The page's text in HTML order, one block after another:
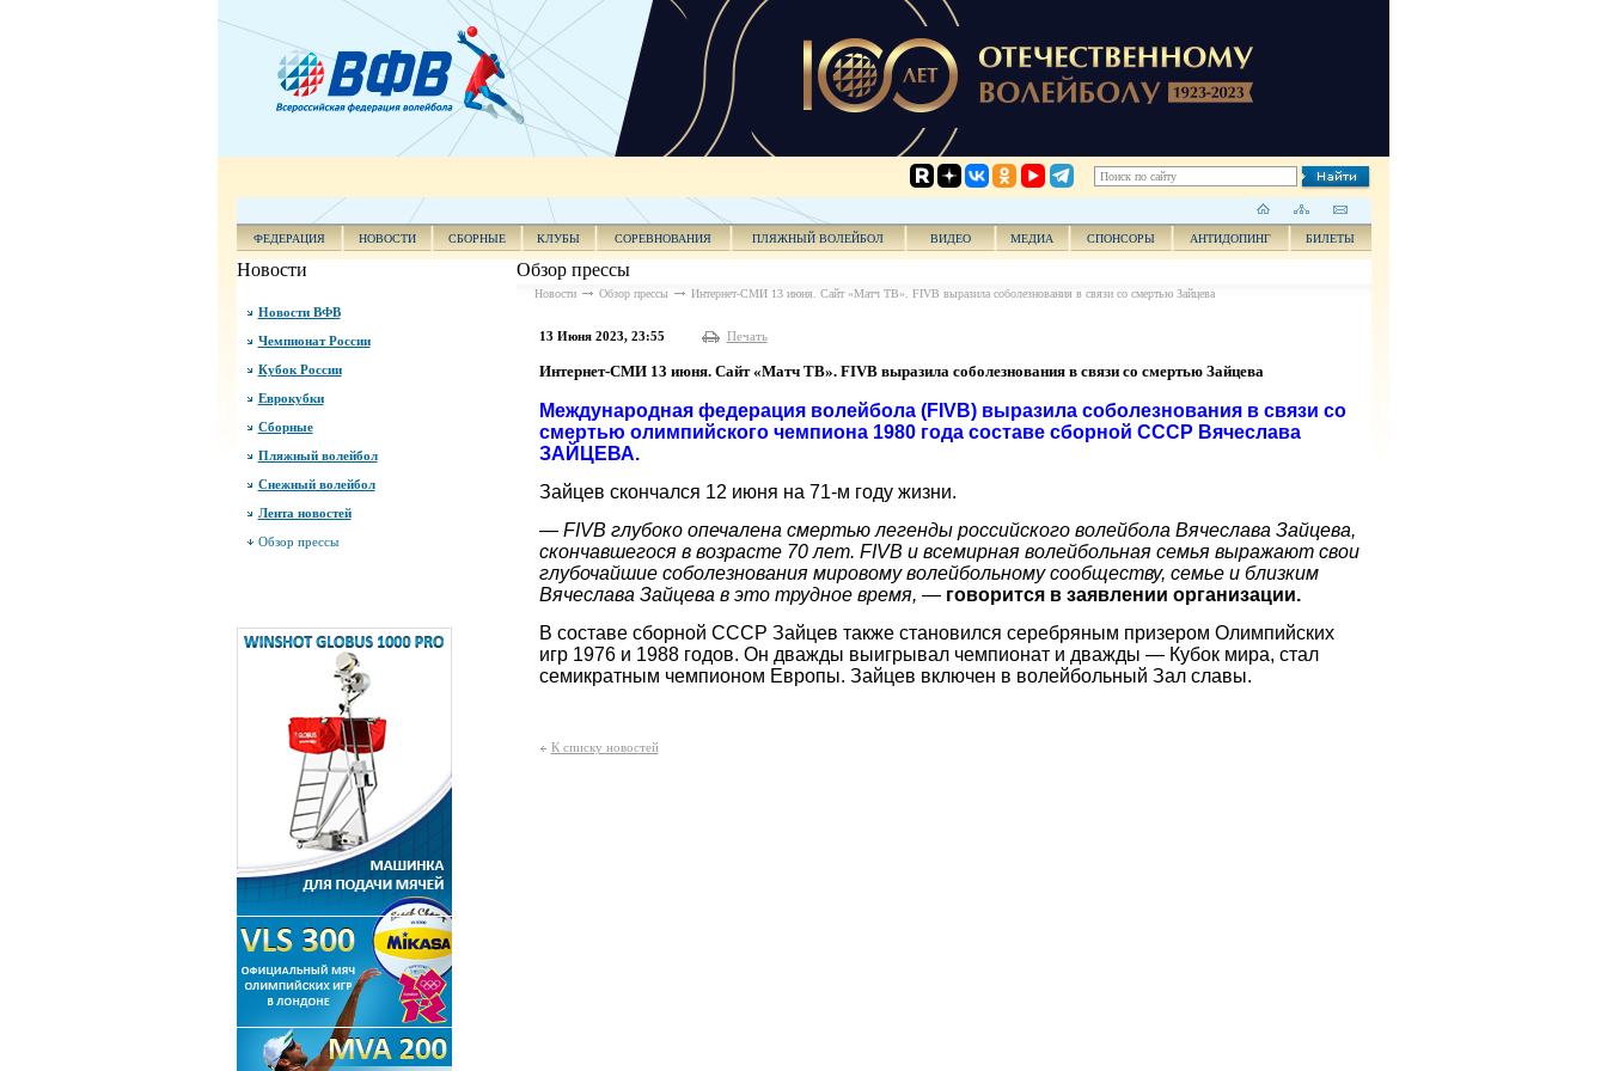
ФЕДЕРАЦИЯ НОВОСТИ СБОРНЫЕ КЛУБЫ СОРЕВНОВАНИЯ ПЛЯЖНЫЙ ВОЛЕЙБОЛ ВИДЕО МЕДИА СПОНСОРЫ АНТИДОПИНГ БИЛЕТЫ
Новости
Новости ВФВ
Чемпионат России
Кубок России
Еврокубки
Сборные
Пляжный волейбол
Снежный волейбол
Лента новостей
Обзор прессы
Обзор прессы
Новости Обзор прессы Интернет-СМИ 13 июня. Сайт «Матч ТВ». FIVB выразила соболезнования в связи со смертью Зайцева
13 Июня 2023, 23:55 Печать
Интернет-СМИ 13 июня. Сайт «Матч ТВ». FIVB выразила соболезнования в связи со смертью Зайцева
Международная федерация волейбола (FIVB) выразила соболезнования в связи со
смертью олимпийского чемпиона 1980 года составе сборной СССР Вячеслава
ЗАЙЦЕВА.
Зайцев скончался 12 июня на 71‑м году жизни.
— FIVB глубоко опечалена смертью легенды российского волейбола Вячеслава Зайцева,
скончавшегося в возрасте 70 лет. FIVB и всемирная волейбольная семья выражают свои
глубочайшие соболезнования мировому волейбольному сообществу, семье и близким
Вячеслава Зайцева в это трудное время, — говорится в заявлении организации.
В составе сборной СССР Зайцев также становился серебряным призером Олимпийских
игр 1976 и 1988 годов. Он дважды выигрывал чемпионат и дважды — Кубок мира, стал
семикратным чемпионом Европы. Зайцев включен в волейбольный Зал славы.
К списку новостей